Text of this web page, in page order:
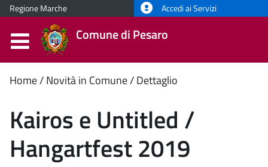
Regione Marche Accedi ai Servizi
Comune di Pesaro
Contenuto
principale
Home Novità in Comune Dettaglio
Kairos e Untitled /
Hangartfest 2019